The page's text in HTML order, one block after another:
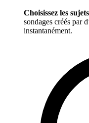
Choisissez les
sondages créés par
instantanément.